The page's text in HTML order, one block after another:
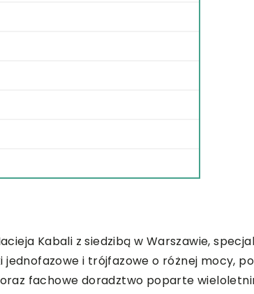
Kabali z siedzibą w Warszawie,
i trójfazowe o różnej mocy,
fachowe doradztwo poparte